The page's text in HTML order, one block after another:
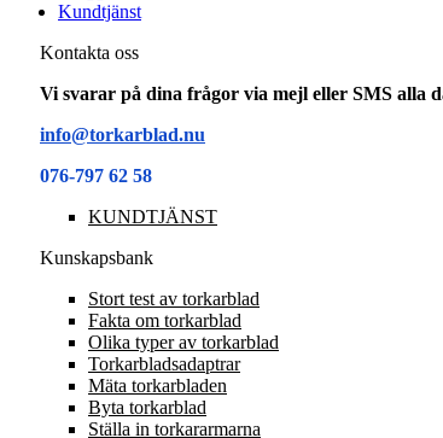
Kundtjänst
Kontakta oss
Vi svarar på dina frågor via mejl eller SMS alla
info@torkarblad.nu
076-797 62 58
KUNDTJÄNST
Kunskapsbank
Stort test av torkarblad
Fakta om torkarblad
Olika typer av torkarblad
Torkarbladsadaptrar
Mäta torkarbladen
Byta torkarblad
Ställa in torkararmarna